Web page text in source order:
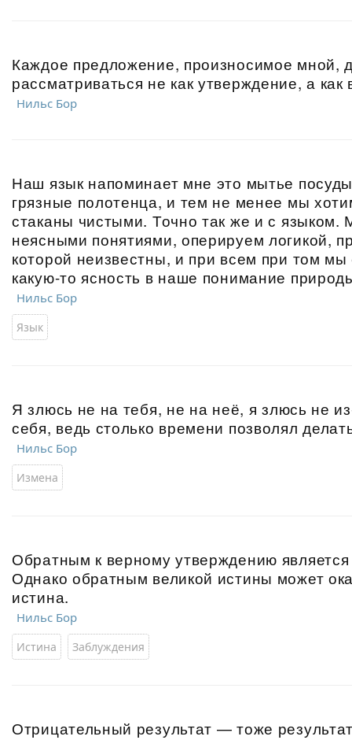
Каждое предложение, произносимое мной,
рассматриваться не как утверждение, а как
Нильс Бор
Наш язык напоминает мне это мытье
грязные полотенца, и тем не менее мы
стаканы чистыми. Точно так же и с
неясными понятиями, оперируем логикой,
которой неизвестны, и при всем при том
какую-то ясность в наше понимание
Нильс Бор
Язык
Я злюсь не на тебя, не на неё, я злюсь не
себя, ведь столько времени позволял
Нильс Бор
Измена
Обратным к верному утверждению
Однако обратным великой истины может
истина.
Нильс Бор
Истина Заблуждения
Отрицательный результат — тоже